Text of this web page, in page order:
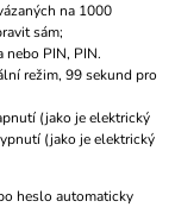
na 1000
sám;
nebo PIN, PIN.
režim, 99 sekund pro
(jako je elektrický
(jako je elektrický
heslo automaticky